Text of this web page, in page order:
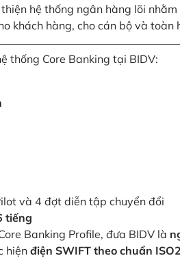
hệ thống ngân hàng lõi
khách hàng, cho cán bộ và toàn
thống Core Banking tại BIDV:
và 4 đợt diễn tập chuyển đổi
tiếng
Banking Profile, đưa BIDV là
hiệnđiện SWIFT theo chuẩn